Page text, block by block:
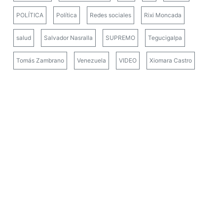
POLÍTICA Política Redes sociales Rixi Moncada
salud Salvador Nasralla SUPREMO Tegucigalpa
Tomás Zambrano Venezuela VIDEO Xiomara Castro